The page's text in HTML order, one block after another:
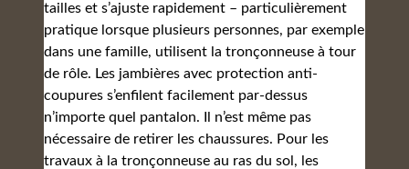
tailles et s’ajuste rapidement – particulièrement
pratique lorsque plusieurs personnes, par exemple
dans une famille, utilisent la tronçonneuse à tour
de rôle. Les jambières avec protection anti-
coupures s’enfilent facilement par-dessus
n’importe quel pantalon. Il n’est même pas
nécessaire de retirer les chaussures. Pour les
travaux à la tronçonneuse au ras du sol, les